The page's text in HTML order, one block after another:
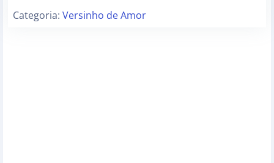
Categoria: Versinho de Amor